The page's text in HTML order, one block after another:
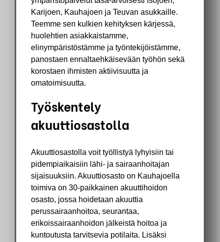
Karijoen, Kauhajoen ja Teuvan asukkaille.
Teemme sen kulkien kehityksen kärjessä,
huolehtien asiakkaistamme,
elinympäristöstämme ja työntekijöistämme,
panostaen ennaltaehkäisevään työhön sekä
korostaen ihmisten aktiivisuutta ja
omatoimisuutta.
Työskentely
akuuttiosastolla
Akuuttiosastolla voit työllistyä lyhyisiin tai
pidempiaikaisiin lähi- ja sairaanhoitajan
sijaisuuksiin. Akuuttiosasto on Kauhajoella
toimiva on 30-paikkainen akuuttihoidon
osasto, jossa hoidetaan akuuttia
perussairaanhoitoa, seurantaa,
erikoissairaanhoidon jälkeistä hoitoa ja
kuntoutusta tarvitsevia potilaita. Lisäksi